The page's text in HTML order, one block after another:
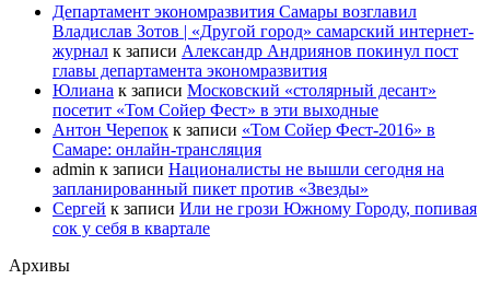
Департамент экономразвития Самары возглавил
Владислав Зотов | «Другой город» самарский интернет-
журнал к записи Александр Андриянов покинул пост
главы департамента экономразвития
Юлиана к записи Московский «столярный десант»
посетит «Том Сойер Фест» в эти выходные
Антон Черепок к записи «Том Сойер Фест-2016» в
Самаре: онлайн-трансляция
admin к записи Националисты не вышли сегодня на
запланированный пикет против «Звезды»
Сергей к записи Или не грози Южному Городу, попивая
сок у себя в квартале
Архивы